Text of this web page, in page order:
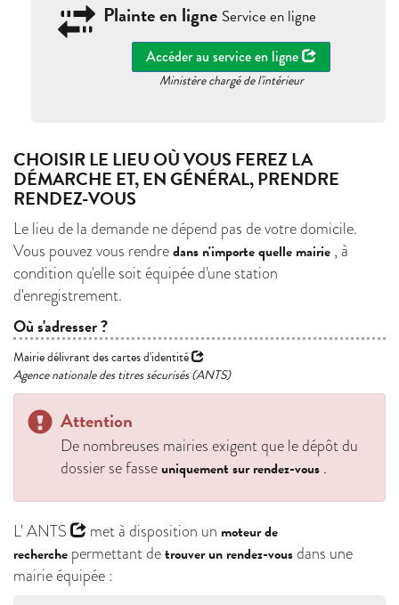
Plainte en ligne Service en ligne
Accéder au service en ligne
Ministère chargé de l'intérieur
CHOISIR LE LIEU OÙ VOUS FEREZ LA
DÉMARCHE ET, EN GÉNÉRAL, PRENDRE
RENDEZ-VOUS
Le lieu de la demande ne dépend pas de votre domicile.
Vous pouvez vous rendredans n'importe quelle mairie , à
condition qu'elle soit équipée d'une station
d'enregistrement.
Où s'adresser ?
Mairie délivrant des cartes d'identité
Agence nationale des titres sécurisés (ANTS)
Attention
De nombreuses mairies exigent que le dépôt du
dossier se fasseuniquement sur rendez-vous .
L' ANTS met à disposition un moteur de
recherche permettant detrouver un rendez-vous dans une
mairie équipée :